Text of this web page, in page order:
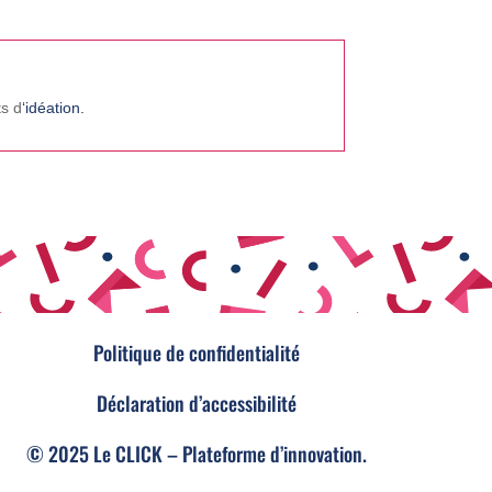
d‘idéation.
Politique de confidentialité
Déclaration d’accessibilité
© 2025 Le CLICK – Plateforme d’innovation.